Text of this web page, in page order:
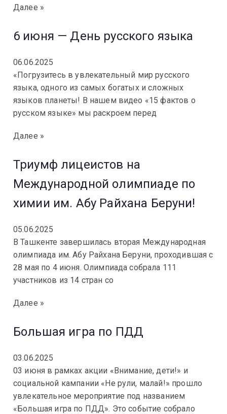
Далее »
6 июня — День русского языка
06.06.2025
«Погрузитесь в увлекательный мир русского
языка, одного из самых богатых и сложных
языков планеты! В нашем видео «15 фактов о
русском языке» мы раскроем перед
Далее »
Триумф лицеистов на
Международной олимпиаде по
химии им. Абу Райхана Беруни!
05.06.2025
В Ташкенте завершилась вторая Международная
олимпиада им. Абу Райхана Беруни, проходившая с
28 мая по 4 июня. Олимпиада собрала 111
участников из 14 стран со
Далее »
Большая игра по ПДД
03.06.2025
03 июня в рамках акции «Внимание, дети!» и
социальной кампании «Не рули, малай!» прошло
увлекательное мероприятие под названием
«Большая игра по ПДД». Это событие собрало